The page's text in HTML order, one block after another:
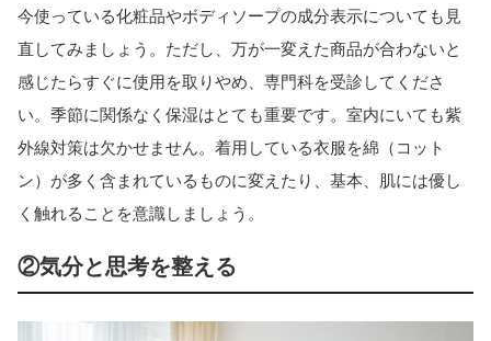
今使っている化粧品やボディソープの成分表示についても見
直してみましょう。ただし、万が一変えた商品が合わないと
感じたらすぐに使用を取りやめ、専門科を受診してくださ
い。季節に関係なく保湿はとても重要です。室内にいても紫
外線対策は欠かせません。着用している衣服を綿（コット
ン）が多く含まれているものに変えたり、基本、肌には優し
く触れることを意識しましょう。
②気分と思考を整える